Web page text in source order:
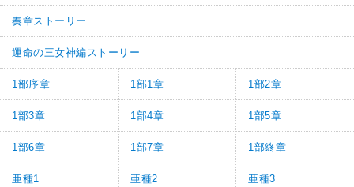
奏章ストーリー
運命の三女神編ストーリー
1部序章 1部1章 1部2章
1部3章 1部4章 1部5章
1部6章 1部7章 1部終章
亜種1 亜種2 亜種3